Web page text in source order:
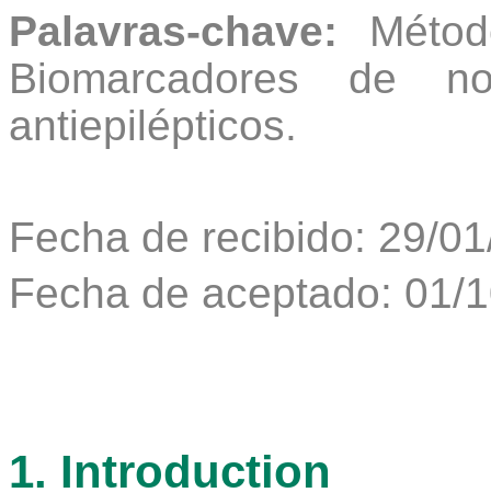
Palavras-chave:
Biomarcadores de
antiepilépticos.
Fecha de recibido: 29/
Fecha de aceptado: 01/
1. Introduction